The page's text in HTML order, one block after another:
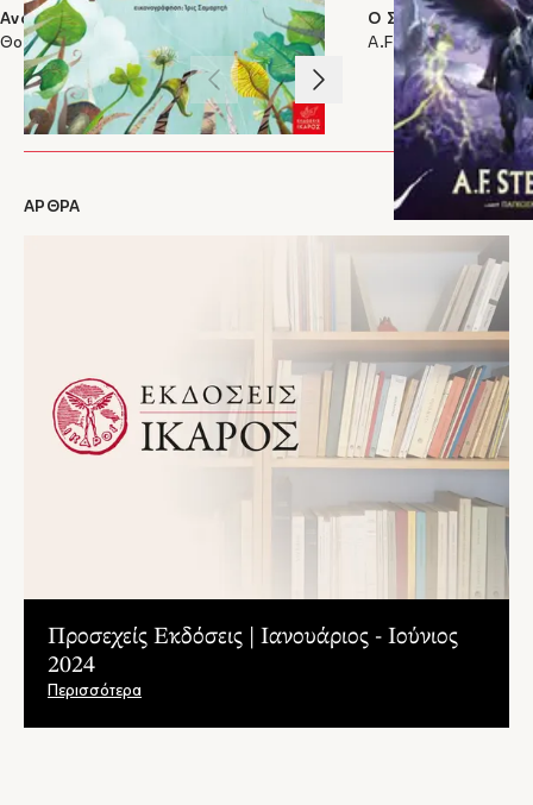
παιδικών βιβλίων με την τοιχογραφία. Εργάζεται πρωτίστως για τους μικρούς
αναγνώστες. Τα τρία της παιδιά είναι οι αυστηρότεροι κριτές της αλλά και οι
μεγαλύτεροι θαυμαστές της. Της αρέσει να μαγειρεύει, να πλέκει αρκουδάκια και να
ακούει τη μουσική της Billie Holiday. Αν ήταν ζώο, θα ήταν παπαγάλος. Ποτέ δεν
κουράζεται να ζωγραφίζει.
Ανάποδα
Θοδωρής Παπαϊωάννου
Ο Σκάνταρ και ο
A.F. Steadman
1/3
ΑΡΘΡΑ
Προσεχείς Εκδόσεις | Ιανουάριος - Ιούνιος
2024
Περισσότερα